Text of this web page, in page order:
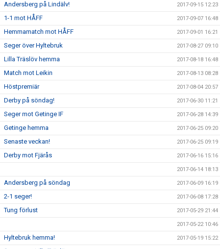
Andersberg på Lindälv! 2017-09-15 12:23
1-1 mot HÅFF 2017-09-07 16:48
Hemmamatch mot HÅFF 2017-09-01 16:21
Seger över Hyltebruk 2017-08-27 09:10
Lilla Träslöv hemma 2017-08-18 16:48
Match mot Leikin 2017-08-13 08:28
Höstpremiär 2017-08-04 20:57
Derby på söndag! 2017-06-30 11:21
Seger mot Getinge IF 2017-06-28 14:39
Getinge hemma 2017-06-25 09:20
Senaste veckan! 2017-06-25 09:19
Derby mot Fjärås 2017-06-16 15:16
2017-06-14 18:13
Andersberg på söndag 2017-06-09 16:19
2-1 seger! 2017-06-08 17:28
Tung förlust 2017-05-29 21:44
2017-05-22 10:46
Hyltebruk hemma! 2017-05-19 15:22